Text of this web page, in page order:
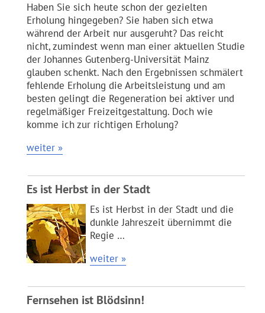
Haben Sie sich heute schon der gezielten
Erholung hingegeben? Sie haben sich etwa
während der Arbeit nur ausgeruht? Das reicht
nicht, zumindest wenn man einer aktuellen Studie
der Johannes Gutenberg-Universität Mainz
glauben schenkt. Nach den Ergebnissen schmälert
fehlende Erholung die Arbeitsleistung und am
besten gelingt die Regeneration bei aktiver und
regelmäßiger Freizeitgestaltung. Doch wie
komme ich zur richtigen Erholung?
weiter »
Es ist Herbst in der Stadt
Es ist Herbst in der Stadt und die
dunkle Jahreszeit übernimmt die
Regie …
weiter »
Fernsehen ist Blödsinn!